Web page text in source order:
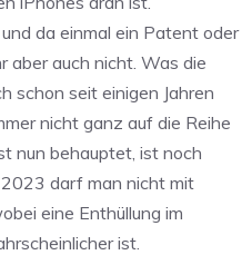
da einmal ein Patent oder
aber auch nicht. Was die
schon seit einigen Jahren
nicht ganz auf die Reihe
nun behauptet, ist noch
darf man nicht mit
eine Enthüllung im
ist.